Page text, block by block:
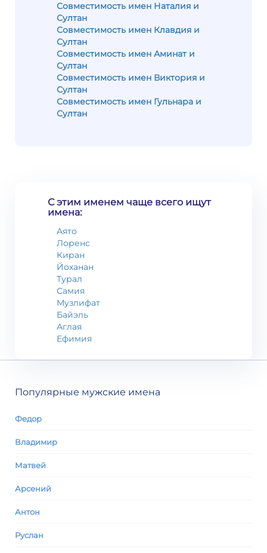
Совместимость имен Наталия и
Султан
Совместимость имен Клавдия и
Султан
Совместимость имен Аминат и
Султан
Совместимость имен Виктория и
Султан
Совместимость имен Гульнара и
Султан
С этим именем чаще всего ищут
имена:
Аято
Лоренс
Киран
Йоханан
Турал
Самия
Музлифат
Байэль
Аглая
Ефимия
Популярные мужские имена
Федор
Владимир
Матвей
Арсений
Антон
Руслан